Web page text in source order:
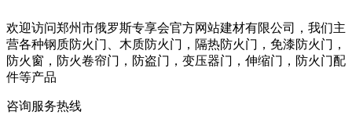
欢迎访问郑州市俄罗斯专享会官方网站建材有限公司，我们主
营各种钢质防火门、木质防火门，隔热防火门，免漆防火门，
防火窗，防火卷帘门，防盗门，变压器门，伸缩门，防火门配
件等产品
咨询服务热线